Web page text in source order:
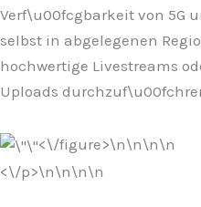
Verf\u00fcgbarkeit von 5G
selbst in abgelegenen
hochwertige Livestreams
Uploads
<\/figure>\n\n\n\n
<\/p>\n\n\n\n